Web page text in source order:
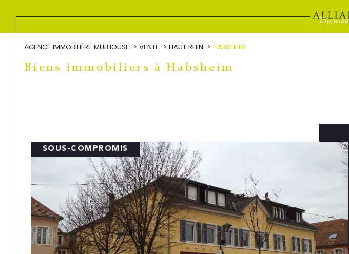
AGENCE IMMOBILIÈRE MULHOUSE VENTE HAUT RHIN HABSHEIM
Biens immobiliers à Habsheim
SOUS-COMPROMIS